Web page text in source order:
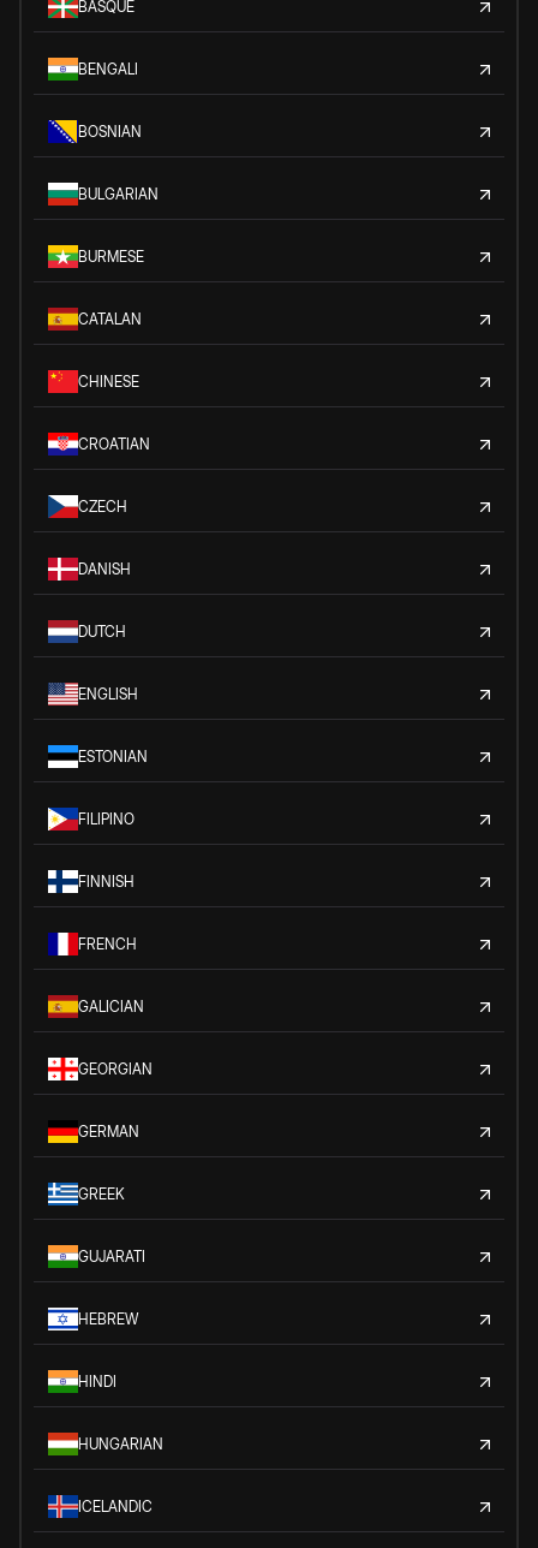
BASQUE
BENGALI
BOSNIAN
BULGARIAN
BURMESE
CATALAN
CHINESE
CROATIAN
CZECH
DANISH
DUTCH
ENGLISH
ESTONIAN
FILIPINO
FINNISH
FRENCH
GALICIAN
GEORGIAN
GERMAN
GREEK
GUJARATI
HEBREW
HINDI
HUNGARIAN
ICELANDIC